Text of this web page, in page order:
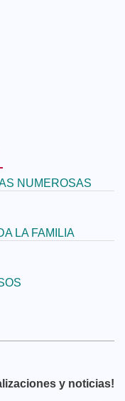
NUMEROSAS
LA FAMILIA
y noticias!